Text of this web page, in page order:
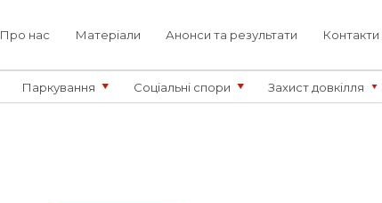
Про нас Матеріали Анонси та результати Контакти
Паркування Соціальні спори Захист довкілля